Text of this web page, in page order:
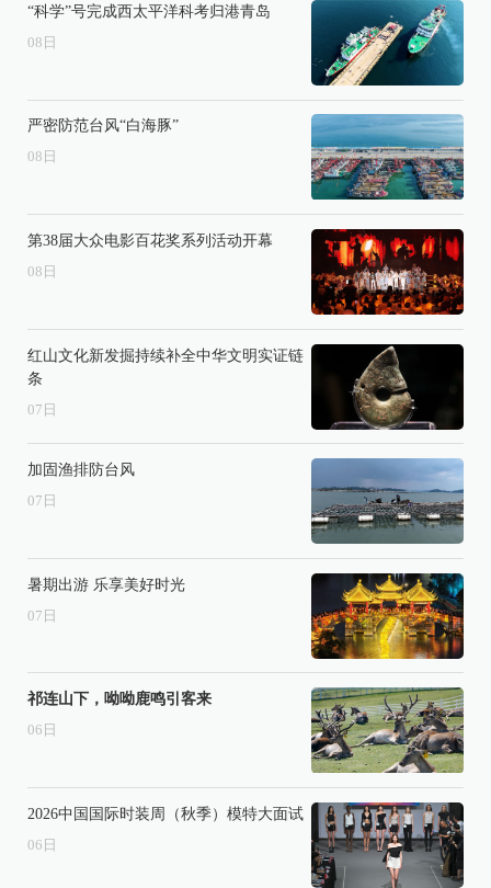
“科学”号完成西太平洋科考归港青岛
08 日
严密防范台风“白海豚”
08 日
第38届大众电影百花奖系列活动开幕
08 日
红山文化新发掘持续补全中华文明实证链
条
07 日
加固渔排防台风
07 日
暑期出游 乐享美好时光
07 日
祁连山下，呦呦鹿鸣引客来
06 日
2026中国国际时装周（秋季）模特大面试
06 日